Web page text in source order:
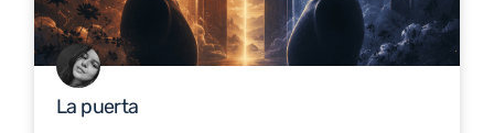
La puerta